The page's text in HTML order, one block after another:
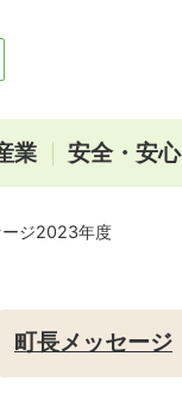
業 安全・安心
ジ2023年度
町長メッセージ